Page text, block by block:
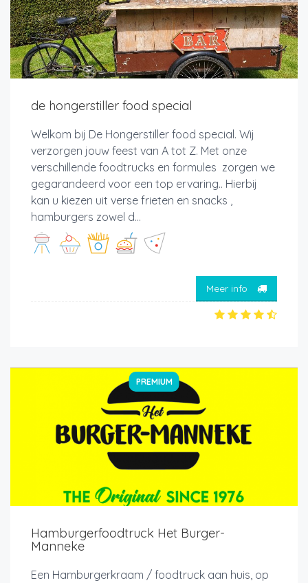
de hongerstiller food special
Welkom bij De Hongerstiller food special. Wij
verzorgen jouw feest van A tot Z. Met onze
verschillende foodtrucks en formules zorgen we
gegarandeerd voor een top ervaring.. Hierbij
kan u kiezen uit verse frieten en snacks ,
hamburgers zowel d...
Meer info
PREMIUM
Hamburgerfoodtruck Het Burger-
Manneke
Een Hamburgerkraam / foodtruck aan huis, op